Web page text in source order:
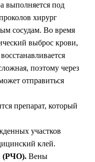
выполняется под
хирург
сосудам. Во время
выброс крови,
поэтому через
отправиться
препарат, который
участков
клей.
(РЧО). Вены